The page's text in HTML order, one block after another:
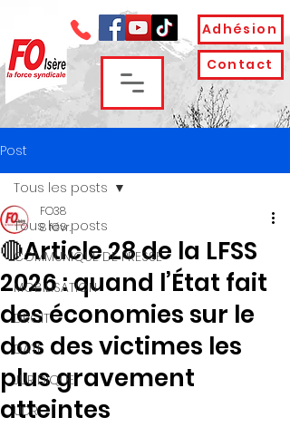
Adhésion
Contact
Post
Tous les posts
COMMUNIQUE DE PRESSE
MOBILISATION
DROIT
DATE
JURIDIQUE
UDR
Tous les posts
🔴Article 28 de la LFSS
2026 : quand l’État fait
des économies sur le
dos des victimes les
plus gravement
atteintes
FO38
8 févr.